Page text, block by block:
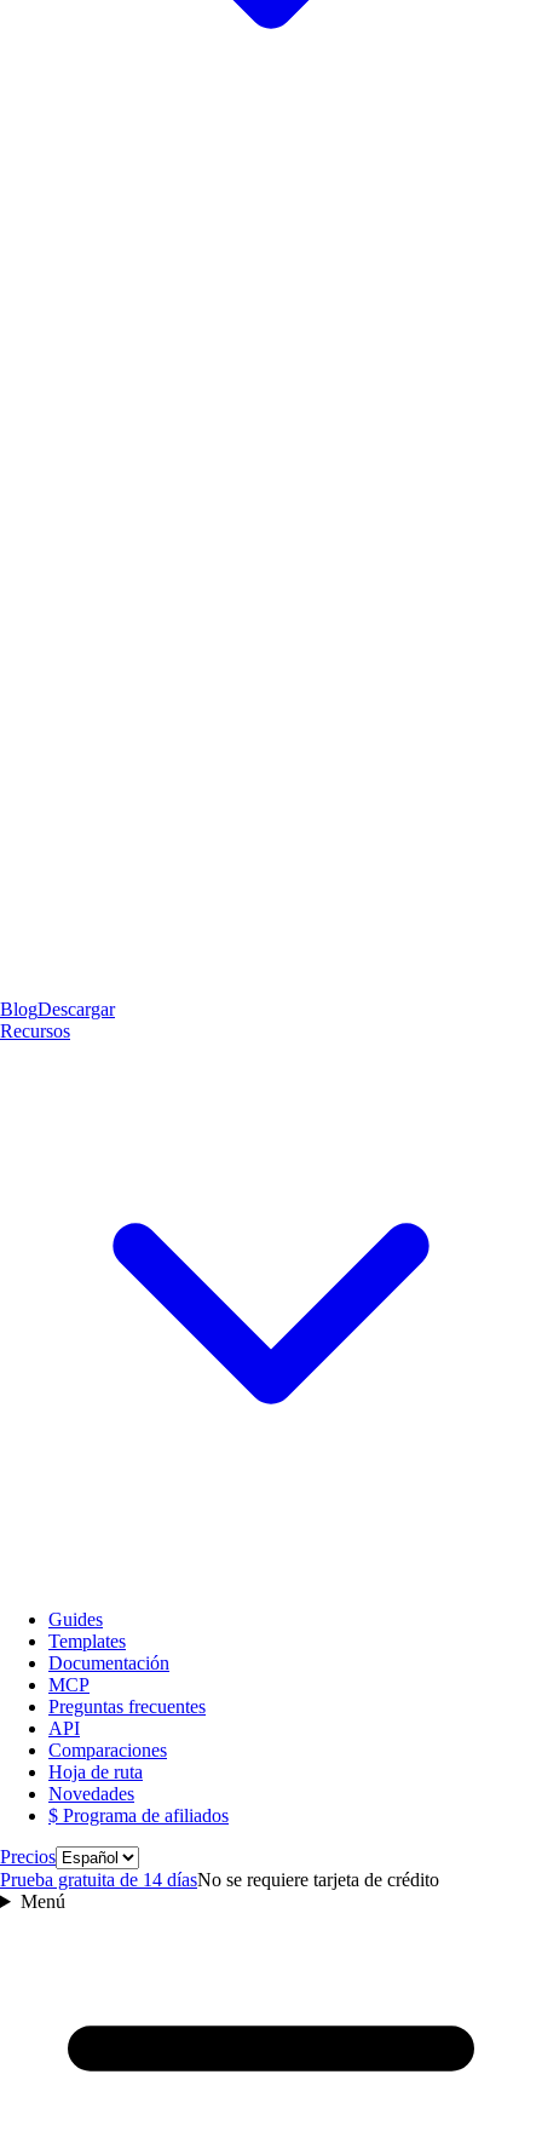
BlogDescargar
Recursos
Guides
Templates
Documentación
MCP
Preguntas frecuentes
API
Comparaciones
Hoja de ruta
Novedades
$ Programa de afiliados
PreciosIdioma
Prueba gratuita de 14 díasNo se requiere tarjeta de crédito
Menú